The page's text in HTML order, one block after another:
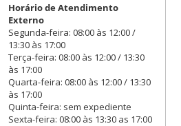
Horário de Atendimento
Externo
Segunda-feira: 08:00 às 12:00 /
13:30 às 17:00
Terça-feira: 08:00 às 12:00 / 13:30
às 17:00
Quarta-feira: 08:00 às 12:00 / 13:30
às 17:00
Quinta-feira: sem expediente
Sexta-feira: 08:00 às 13:30 as 17:00